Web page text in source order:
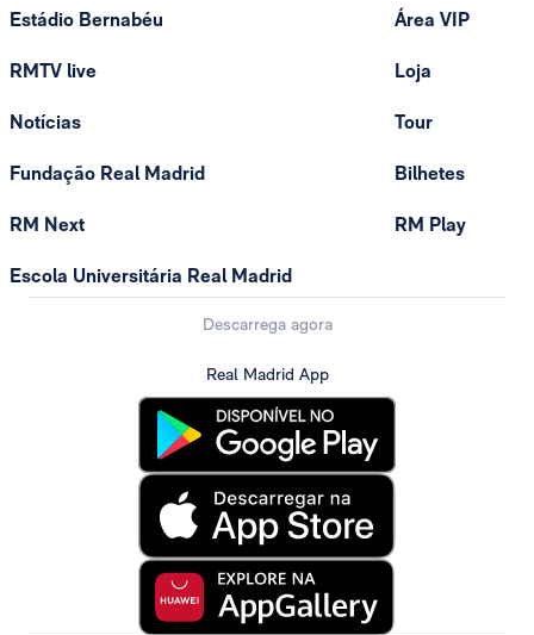
Estádio Bernabéu
RMTV live
Notícias
Fundação Real Madrid
RM Next
Escola Universitária Real Madrid
Área VIP
Loja
Tour
Bilhetes
RM Play
Descarrega agora
Real Madrid App